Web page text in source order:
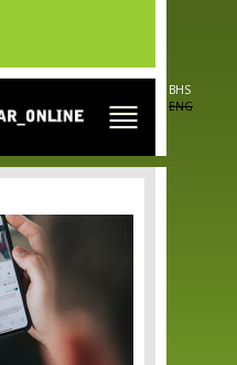
BHS
ENG